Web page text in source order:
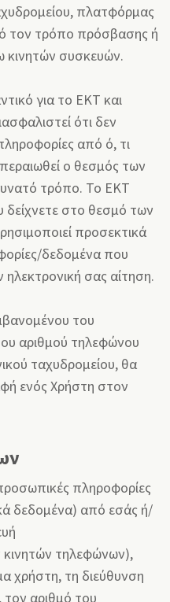
πλατφόρμας
τον τρόπο πρόσβασης ή
κινητών συσκευών.
για το ΕΚΤ και
ότι δεν
από ό, τι
ο θεσμός των
τρόπο. Το ΕΚΤ
δείχνετε στο θεσμό των
προσεκτικά
δεδομένα που
σας αίτηση.
του
αριθμού τηλεφώνου
ταχυδρομείου, θα
ενός Χρήστη στον
πληροφορίες
δεδομένα) από εσάς ή/
τηλεφώνων),
χρήστη, τη διεύθυνση
τον αριθμό του